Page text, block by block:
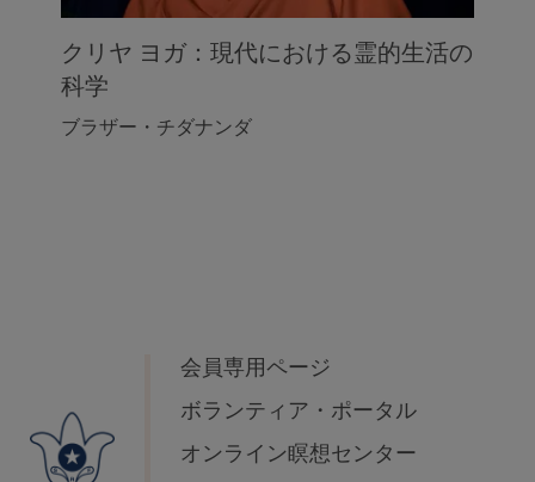
クリヤ ヨガ：現代における霊的生活の
科学
ブラザー・チダナンダ
会員専用ページ
ボランティア・ポータル
オンライン瞑想センター